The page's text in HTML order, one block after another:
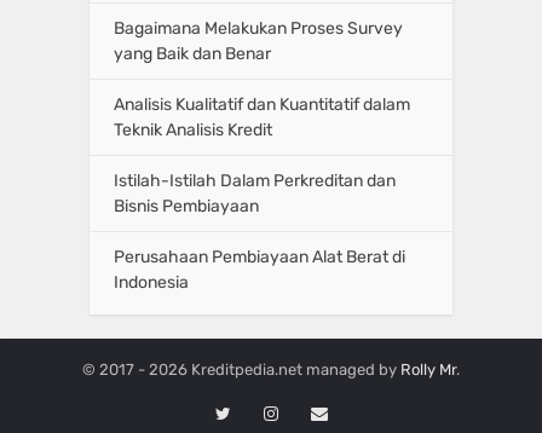
Bagaimana Melakukan Proses Survey
yang Baik dan Benar
Analisis Kualitatif dan Kuantitatif dalam
Teknik Analisis Kredit
Istilah-Istilah Dalam Perkreditan dan
Bisnis Pembiayaan
Perusahaan Pembiayaan Alat Berat di
Indonesia
© 2017 - 2026 Kreditpedia.net managed by Rolly Mr.